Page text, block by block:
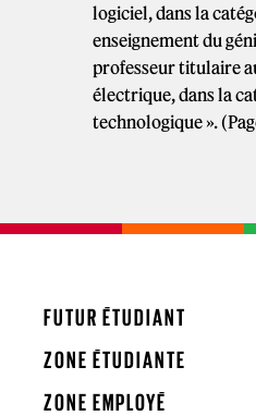
logiciel, dans la
enseignement du
professeur titulaire
électrique, dans la
technologique ».
FUTUR ÉTUDIANT
ZONE ÉTUDIANTE
ZONE EMPLOYÉ